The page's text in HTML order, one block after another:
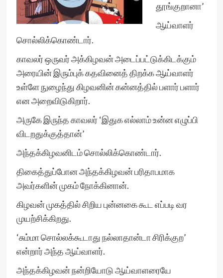
தூங்குறானா’
ஆய்வாளர்
சொல்லிக்கொண்டார்.
காவலர் ஒருவர் அக்கிழவன் அடைப்பட்டுக்கிடக்கும்
அரையின் இரும்புக் கதவினைத் திறக்க ஆய்வாளர்
உள்ளே நுழைந்து கிழவனின் கன்னத்தில் பளார் பளார்
என அறைவிடுகிறார்.
அருகே இருந்த காவலர் ‘இதுக எல்லாம் உன்ன எழுப்பி
விடறதுக்குத்தான்’
அந்தக்கிழவனிடம் சொல்லிக்கொண்டார்.
திகைத்துப்போன அந்தக்கிழவன் பரிதாபமாக
அவர்களின் முகம் நோக்கினான்.
கிழவன் முகத்தில் சிறிய புன்னகை கூட எப்படி வர
முயற்சிக்கிறது.
‘சும்மா சொல்லக்கூடாது நல்லாதான்டா சிரிக்குற’
என்றார் அந்த ஆய்வாளர்.
அந்தக்கிழவன் நன்றியோடு ஆய்வாளரையே